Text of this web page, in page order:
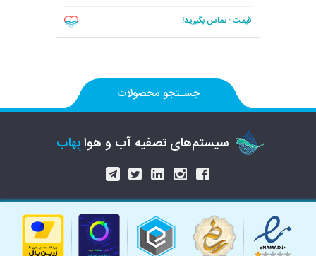
قیمت : تماس بگیرید!
جسـتجو محصولات
سیستم‌های تصفیه آب و هوابِهاب